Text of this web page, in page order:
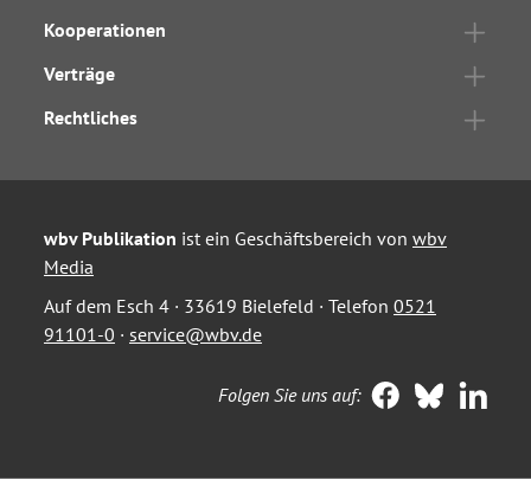
Kooperationen
Verträge
Rechtliches
wbv Publikation ist ein Geschäftsbereich von wbv
Media
Auf dem Esch 4 · 33619 Bielefeld · Telefon 0521
91101-0 · service@wbv.de
Folgen Sie uns auf: